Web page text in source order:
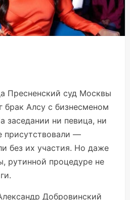
Пресненский суд Москвы
брак Алсу с бизнесменом
ни певица, ни
присутствовали —
без их участия. Но даже
рутинной процедуре не
Добровинский